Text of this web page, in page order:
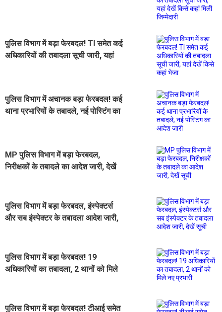
पुलिस विभाग में बड़ा फेरबदल! TI समेत कई
अधिकारियों की तबादला सूची जारी, यहां
पुलिस विभाग में अचानक बड़ा फेरबदल! कई
थाना प्रभारियों के तबादले, नई पोस्टिंग का
MP पुलिस विभाग में बड़ा फेरबदल,
निरीक्षकों के तबादले का आदेश जारी, देखें
पुलिस विभाग में बड़ा फेरबदल, इंस्पेक्टर्स
और सब इंस्पेक्टर के तबादला आदेश जारी,
पुलिस विभाग में बड़ा फेरबदल! 19
अधिकारियों का तबादला, 2 थानों को मिले
पुलिस विभाग में बड़ा फेरबदल! टीआई समेत